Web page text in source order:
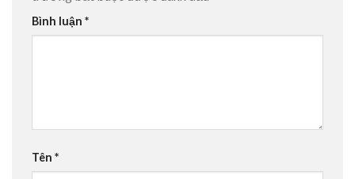
Bình luận *
Tên *